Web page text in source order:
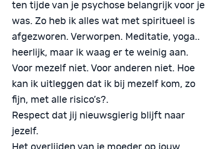
ten tijde van je psychose belangrijk voor je
was. Zo heb ik alles wat met spiritueel is
afgezworen. Verworpen. Meditatie, yoga..
heerlijk, maar ik waag er te weinig aan.
Voor mezelf niet. Voor anderen niet. Hoe
kan ik uitleggen dat ik bij mezelf kom, zo
fijn, met alle risico’s?.
Respect dat jij nieuwsgierig blijft naar
jezelf.